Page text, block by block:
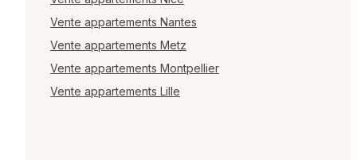
Vente appartements Nantes
Vente appartements Metz
Vente appartements Montpellier
Vente appartements Lille